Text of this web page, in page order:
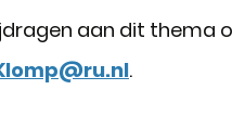
aan dit thema
.